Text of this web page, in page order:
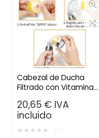
Cabezal de Ducha
Filtrado con Vitamina
Transforma tu Baño en
un Spa
20,65 € IVA
incluido
★★★★★